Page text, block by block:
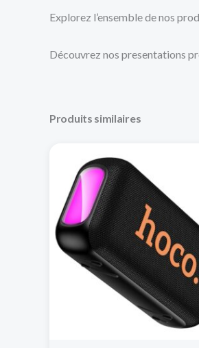
Explorez l’ensemble de nos
Découvrez nos presentations
Produits similaires